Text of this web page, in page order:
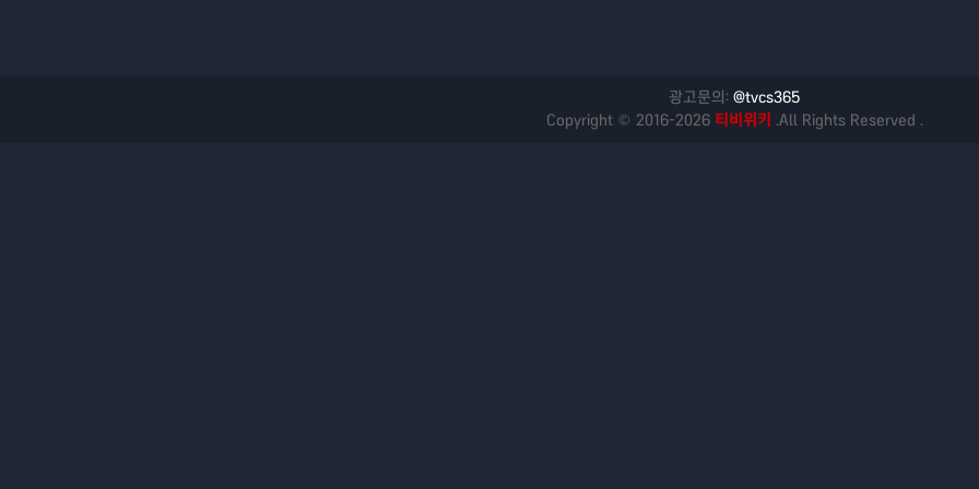
광고문의: @tvcs365
Copyright © 2016-2026 티비위키 .All Rights Reserved .